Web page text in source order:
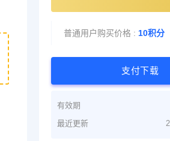
普通用户购买价格 : 10积分
支付下载
有效期
最近更新